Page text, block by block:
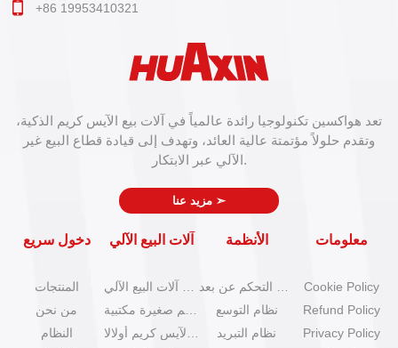
تعد هواكسين تكنولوجيا رائدة عالمياً في آلات بيع الآيس كريم الذكية،
وتقدم حلولاً مؤتمتة عالية العائد، وتهدف إلى قيادة قطاع البيع غير
الآلي عبر الابتكار.
➣
دخول سريع
المنتجات
من نحن
النظام
آلات البيع الآلي الأنظمة
نظام التوسع
نظام التبريد
معلومات
Cookie Policy
Refund Policy
Privacy Policy
+86 19953410321